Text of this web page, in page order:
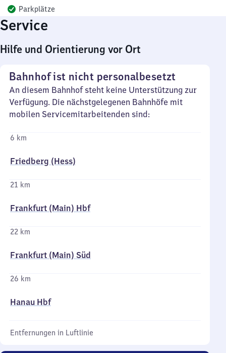
Parkplätze
Service
Hilfe und Orientierung vor Ort
Bahnhof ist nicht personalbesetzt
An diesem Bahnhof steht keine Unterstützung zur
Verfügung. Die nächstgelegenen Bahnhöfe mit
mobilen Servicemitarbeitenden sind:
6 km
Friedberg (Hess)
21 km
Frankfurt (Main) Hbf
22 km
Frankfurt (Main) Süd
26 km
Hanau Hbf
Entfernungen in Luftlinie